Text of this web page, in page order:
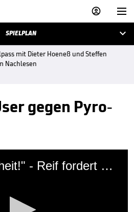


SPIELPLAN 
mit Dieter Hoeneß und Steffen
Nachlesen
gegen Pyro-
07:32 | "Krankheit!" - Reif fordert drastische Strafen nach Pyro-Skandal